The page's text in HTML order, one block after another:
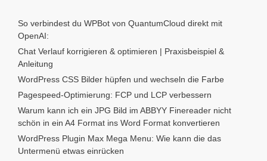
So verbindest du WPBot von QuantumCloud direkt mit
OpenAI:
Chat Verlauf korrigieren & optimieren | Praxisbeispiel &
Anleitung
WordPress CSS Bilder hüpfen und wechseln die Farbe
Pagespeed-Optimierung: FCP und LCP verbessern
Warum kann ich ein JPG Bild im ABBYY Finereader nicht
schön in ein A4 Format ins Word Format konvertieren
WordPress Plugin Max Mega Menu: Wie kann die das
Untermenü etwas einrücken